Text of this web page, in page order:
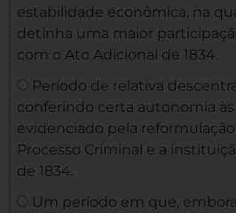
estabilidade econômica, na
detinha uma maior
com o Ato Adicional de 1834.
Período de relativa
conferindo certa autonomia
evidenciado pela
Processo Criminal e a
de 1834.
Um período em que,